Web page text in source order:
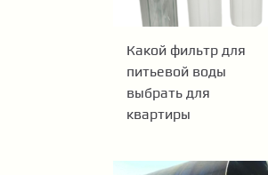
Какой фильтр для
питьевой воды
выбрать для
квартиры